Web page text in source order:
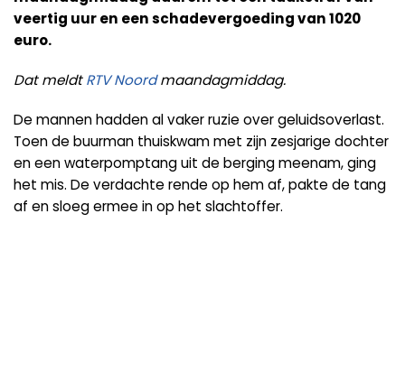
veertig uur en een schadevergoeding van 1020
euro.
Dat meldtRTV Noordmaandagmiddag.
De mannen hadden al vaker ruzie over geluidsoverlast.
Toen de buurman thuiskwam met zijn zesjarige dochter
en een waterpomptang uit de berging meenam, ging
het mis. De verdachte rende op hem af, pakte de tang
af en sloeg ermee in op het slachtoffer.